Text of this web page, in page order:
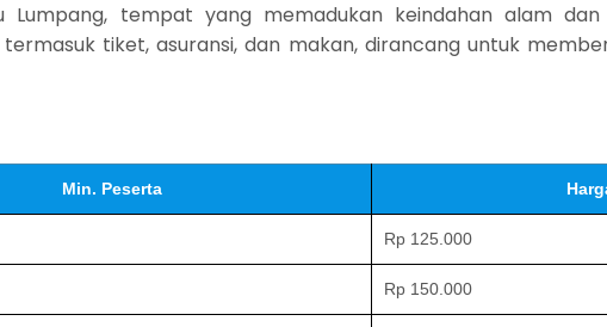
tempat yang memadukan keindahan alam
tiket, asuransi, dan makan, dirancang untuk
Min. Peserta
Rp 125.000
Rp 150.000